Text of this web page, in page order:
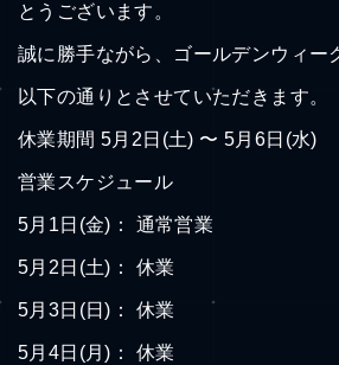
とうございます。
誠に勝手ながら、ゴールデンウィー
以下の通りとさせていただきます。
休業期間 5月2日(土) 〜 5月6日(水)
営業スケジュール
5月1日(金)： 通常営業
5月2日(土)： 休業
5月3日(日)： 休業
5月4日(月)： 休業